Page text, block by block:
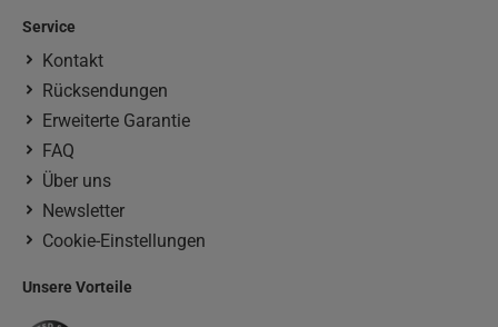
Service
Kontakt
Rücksendungen
Erweiterte Garantie
FAQ
Über uns
Newsletter
Cookie-Einstellungen
Unsere Vorteile